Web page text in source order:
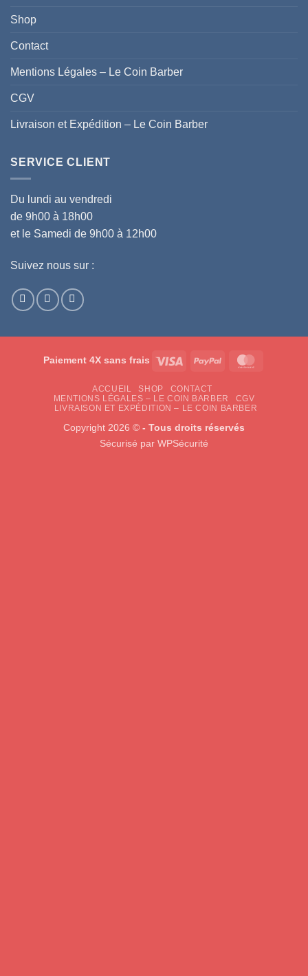
Shop
Contact
Mentions Légales – Le Coin Barber
CGV
Livraison et Expédition – Le Coin Barber
SERVICE CLIENT
Du lundi au vendredi
de 9h00 à 18h00
et le Samedi de 9h00 à 12h00
Suivez nous sur :
Paiement 4X sans frais Visa PayPal
ACCUEIL SHOP
CONTACT
MENTIONS LÉGALES – LE COIN BARBER
CGV
LIVRAISON ET EXPÉDITION – LE COIN BARBER
Copyright 2026 © - Tous droits réservés
Sécurisé par WPSécurité